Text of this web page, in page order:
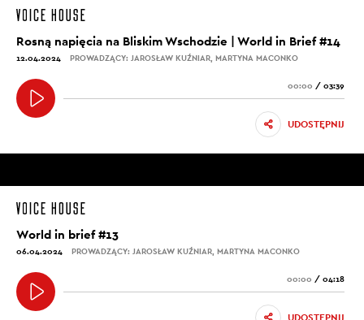
Rosną napięcia na Bliskim Wschodzie | World in Brief #14
12.04.2024 PROWADZĄCY: JAROSŁAW KUŹNIAR, MARTYNA MACONKO
00:00 / 03:39
UDOSTĘPNIJ
World in brief #13
06.04.2024 PROWADZĄCY: JAROSŁAW KUŹNIAR, MARTYNA MACONKO
00:00 / 04:18
UDOSTĘPNIJ